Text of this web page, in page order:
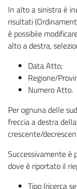
In alto a sinistra è
risultati
è possibile
alto a destra,
Data Atto;
Regione/
Numero Atto.
Per ognuna delle
freccia a destra
crescente/
Successivamente è
dove è riportato il
Tipo (ricerca